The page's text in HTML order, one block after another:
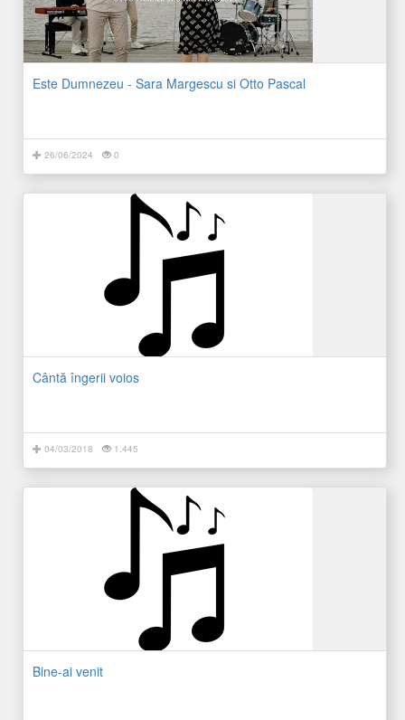
Este Dumnezeu - Sara Margescu si Otto Pascal
26/06/2024 0
Cântă îngerii voios
04/03/2018 1.445
Bine-ai venit